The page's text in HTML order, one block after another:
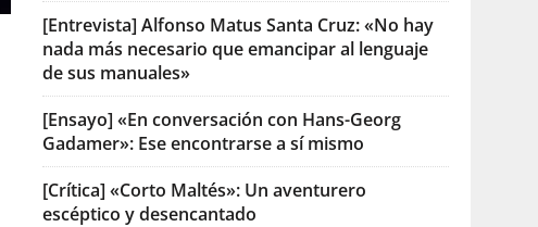
[Entrevista] Alfonso Matus Santa Cruz: «No hay
nada más necesario que emancipar al lenguaje
de sus manuales»
[Ensayo] «En conversación con Hans-Georg
Gadamer»: Ese encontrarse a sí mismo
[Crítica] «Corto Maltés»: Un aventurero
escéptico y desencantado